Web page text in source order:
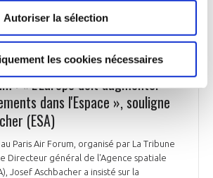
Autoriser la sélection
les cookies nécessaires
: « L'Europe doit augmenter
dans l'Espace », souligne
(ESA)
Paris Air Forum, organisé par La Tribune
Directeur général de l'Agence spatiale
Josef Aschbacher a insisté sur la